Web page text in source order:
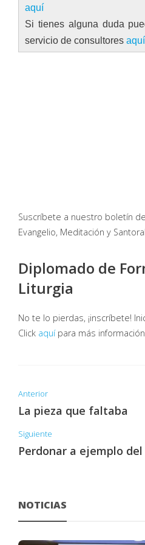
aquí
Si tienes alguna duda
servicio de consultores aquí
Suscríbete a nuestro boletín
Evangelio, Meditación y
Diplomado de
Liturgia
No te lo pierdas, ¡inscríbete!
Click aquípara más información
Anterior
La pieza que faltaba
Siguiente
Perdonar a ejemplo
NOTICIAS